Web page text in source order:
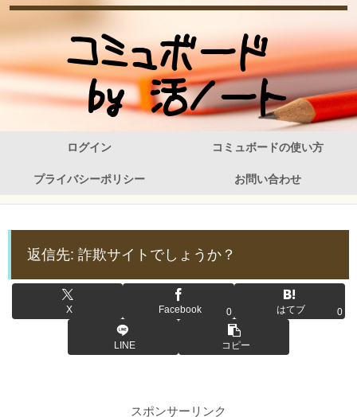
ログイン コミュボードの使い方
プライバシーポリシー お問い合わせ
返信先: 詐欺サイトでしょうか？
X Facebook 0 はてブ 0
LINE コピー
スポンサーリンク